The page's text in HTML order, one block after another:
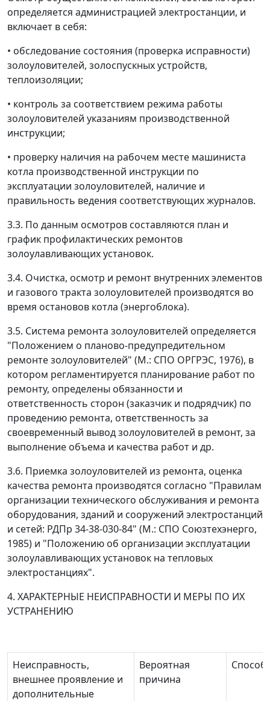
определяется администрацией электростанции, и
включает в себя:
• обследование состояния (проверка исправности)
золоуловителей, золоспускных устройств,
теплоизоляции;
• контроль за соответствием режима работы
золоуловителей указаниям производственной
инструкции;
• проверку наличия на рабочем месте машиниста
котла производственной инструкции по
эксплуатации золоуловителей, наличие и
правильность ведения соответствующих журналов.
3.3. По данным осмотров составляются план и
график профилактических ремонтов
золоулавливающих установок.
3.4. Очистка, осмотр и ремонт внутренних элементов
и газового тракта золоуловителей производятся во
время остановов котла (энергоблока).
3.5. Система ремонта золоуловителей определяется
"Положением о планово-предупредительном
ремонте золоуловителей" (М.: СПО ОРГРЭС, 1976), в
котором регламентируется планирование работ по
ремонту, определены обязанности и
ответственность сторон (заказчик и подрядчик) по
проведению ремонта, ответственность за
своевременный вывод золоуловителей в ремонт, за
выполнение объема и качества работ и др.
3.6. Приемка золоуловителей из ремонта, оценка
качества ремонта производятся согласно "Правилам
организации технического обслуживания и ремонта
оборудования, зданий и сооружений электростанций
и сетей: РДПр 34-38-030-84" (М.: СПО Союзтехэнерго,
1985) и "Положению об организации эксплуатации
золоулавливающих установок на тепловых
электростанциях".
4. ХАРАКТЕРНЫЕ НЕИСПРАВНОСТИ И МЕРЫ ПО ИХ
УСТРАНЕНИЮ
Неисправность,
внешнее проявление и
дополнительные
Вероятная
причина
Способ